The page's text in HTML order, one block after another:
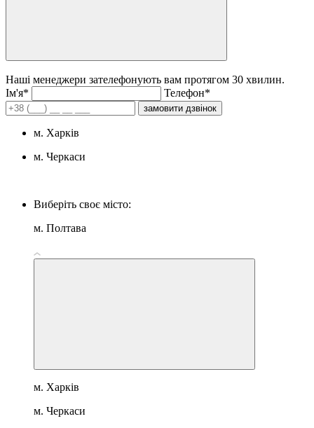
Наші менеджери зателефонують вам протягом 30 хвилин.
Iм'я*
Телефон*
замовити дзвінок
м. Харків
м. Черкаси
Виберіть своє місто:
м. Полтава
м. Харків
м. Черкаси